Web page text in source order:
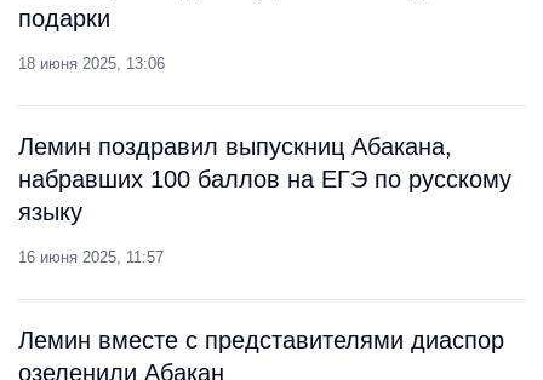
подарки
18 июня 2025, 13:06
Лемин поздравил выпускниц Абакана,
набравших 100 баллов на ЕГЭ по русскому
языку
16 июня 2025, 11:57
Лемин вместе с представителями диаспор
озеленили Абакан